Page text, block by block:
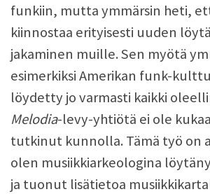
funkiin, mutta ymmärsin heti,
kiinnostaa erityisesti uuden
jakaminen muille. Sen myötä
esimerkiksi Amerikan funk-
löydetty jo varmasti kaikki
Melodia-levy-yhtiötä ei ole
tutkinut kunnolla. Tämä työ on
olen musiikkiarkeologina
ja tuonut lisätietoa